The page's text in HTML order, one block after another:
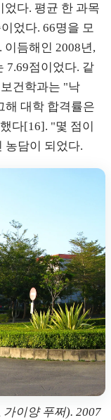
었다. 평균 한 과목
었다. 66명을 모
듬해인 2008년,
7.69점이었다. 같
건학과는 "낙
해 대학 합격률은
다[16]. "몇 점이
농담이 되었다.
이양 푸쩌). 2007